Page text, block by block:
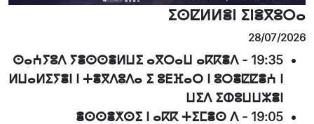
ⵉⵙⵇⵍⵍⴻⵏ ⵉⵏⴻⴳⵓⵔⴰ
28/07/2026
19:35
-
ⵙⴰⵄⵢⵓⴷ ⵢⴻⵙⵙⴻⵍⵡⵉ ⴰⴳⵔⴰⵡ ⴰⴽⴽⴻⴷ
ⵍⵡⴰⵍⵉⵢⴻⵏ ⵏ ⵜⴻⴳⴷⵓⴷⴰ ⵉ ⵓⴹⴼⴰⵔ ⵏ ⵓⵔⴻⵇⵇⴻⵄ ⵏ
ⵡⵉⴷ ⵉⵀⵓⵡⵡⵣⴻⵏ
19:05
-
ⴻⵙⵙⴻⵅⵙⵉ ⵏ ⴰⴽⴽ ⵜⵉⵎⴻⵙ ⴷ